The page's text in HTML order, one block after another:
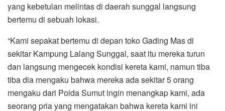
yang kebetulan melintas di daerah sunggal langsung
bertemu di sebuah lokasi.
“Kami sepakat bertemu di depan toko Gading Mas di
sekitar Kampung Lalang Sunggal, saat itu mereka turun
dan langsung mengecek kondisi kereta kami, namun tiba
tiba dia mengaku bahwa mereka ada sekitar 5 orang
mengaku dari Polda Sumut ingin menangkap kami, ada
seorang pria yang mengatakan bahwa kereta kami ini